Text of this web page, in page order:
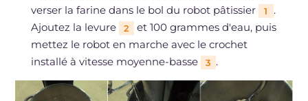
verser la farine dans le bol du robot pâtissier
1
.
Ajoutez la levure
2
et 100 grammes d'eau, puis
mettez le robot en marche avec le crochet
installé à vitesse moyenne-basse
3 .